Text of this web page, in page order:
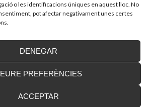
o les identificacions úniques en aquest lloc. No
pot afectar negativament unes certes
ACCEPTAR
DENEGAR
PREFERÈNCIES
en accessibilitat d’aquells establiments,
a terme accions per garantir l’accessibilitat.